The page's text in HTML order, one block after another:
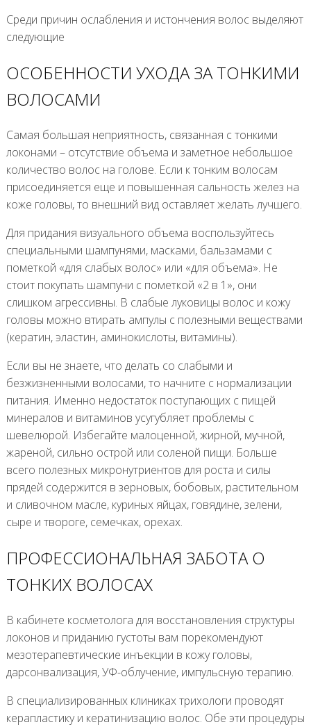
Среди причин ослабления и истончения волос выделяют
следующие
ОСОБЕННОСТИ УХОДА ЗА ТОНКИМИ
ВОЛОСАМИ
Самая большая неприятность, связанная с тонкими
локонами – отсутствие объема и заметное небольшое
количество волос на голове. Если к тонким волосам
присоединяется еще и повышенная сальность желез на
коже головы, то внешний вид оставляет желать лучшего.
Для придания визуального объема воспользуйтесь
специальными шампунями, масками, бальзамами с
пометкой «для слабых волос» или «для объема». Не
стоит покупать шампуни с пометкой «2 в 1», они
слишком агрессивны. В слабые луковицы волос и кожу
головы можно втирать ампулы с полезными веществами
(кератин, эластин, аминокислоты, витамины).
Если вы не знаете, что делать со слабыми и
безжизненными волосами, то начните с нормализации
питания. Именно недостаток поступающих с пищей
минералов и витаминов усугубляет проблемы с
шевелюрой. Избегайте малоценной, жирной, мучной,
жареной, сильно острой или соленой пищи. Больше
всего полезных микронутриентов для роста и силы
прядей содержится в зерновых, бобовых, растительном
и сливочном масле, куриных яйцах, говядине, зелени,
сыре и твороге, семечках, орехах.
ПРОФЕССИОНАЛЬНАЯ ЗАБОТА О
ТОНКИХ ВОЛОСАХ
В кабинете косметолога для восстановления структуры
локонов и приданию густоты вам порекомендуют
мезотерапевтические инъекции в кожу головы,
дарсонвализация, УФ-облучение, импульсную терапию.
В специализированных клиниках трихологи проводят
керапластику и кератинизацию волос. Обе эти процедуры